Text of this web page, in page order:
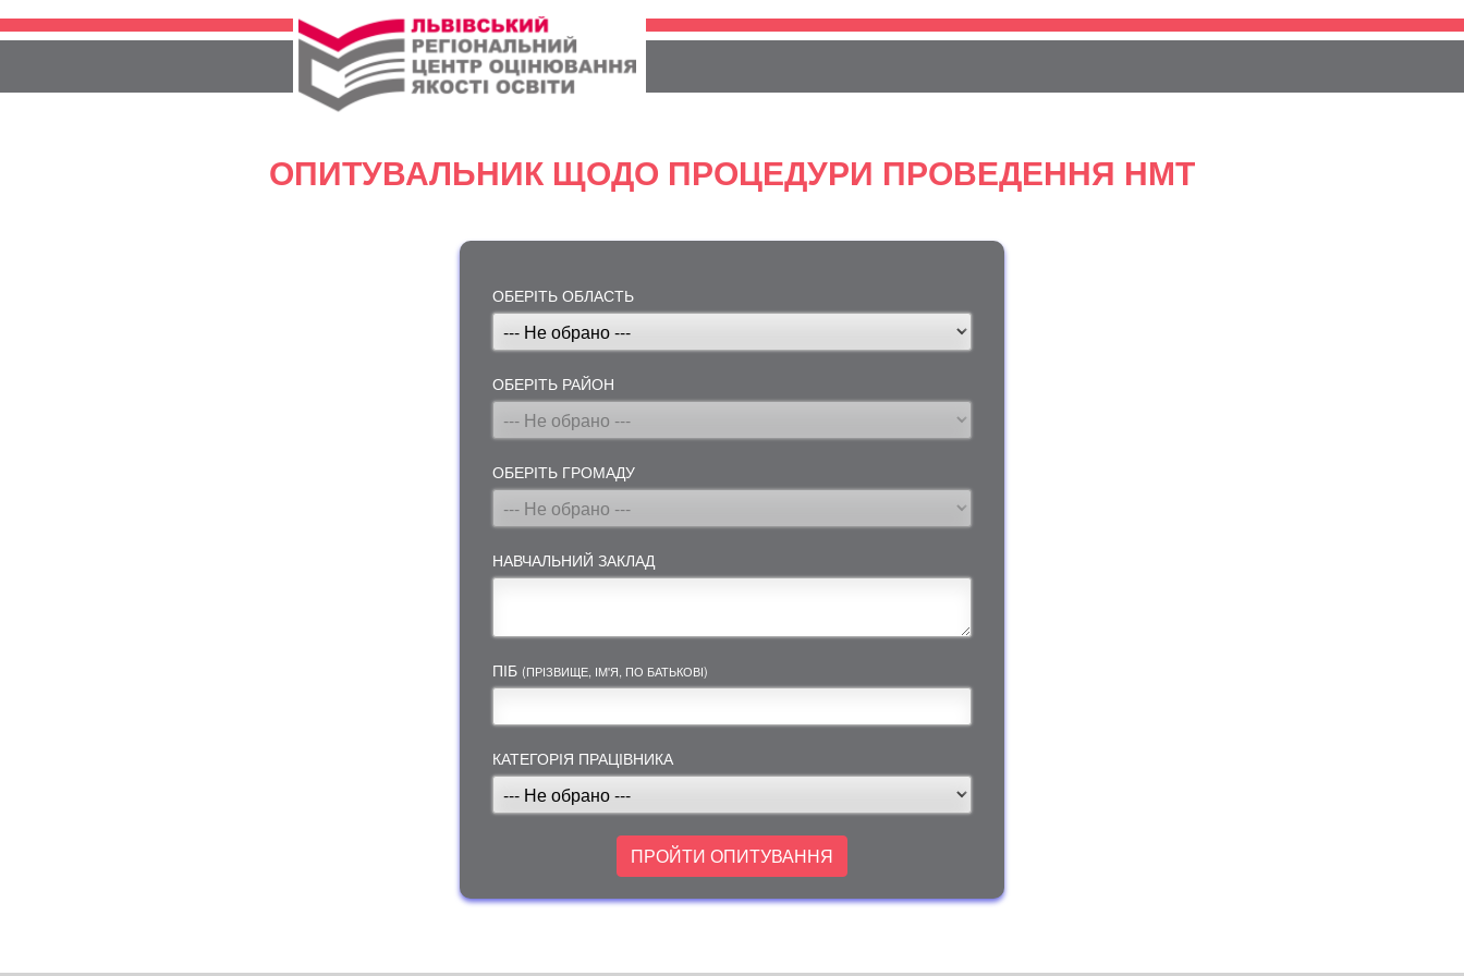
ОПИТУВАЛЬНИК ЩОДО ПРОЦЕДУРИ ПРОВЕДЕННЯ НМТ
ОБЕРІТЬ ОБЛАСТЬ
ОБЕРІТЬ РАЙОН
ОБЕРІТЬ ГРОМАДУ
НАВЧАЛЬНИЙ ЗАКЛАД
ПІБ (ПРІЗВИЩЕ, ІМ'Я, ПО БАТЬКОВІ)
КАТЕГОРІЯ ПРАЦІВНИКА
ПРОЙТИ ОПИТУВАННЯ